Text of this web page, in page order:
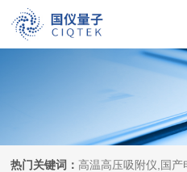
热门关键词： 高温高压吸附仪,国